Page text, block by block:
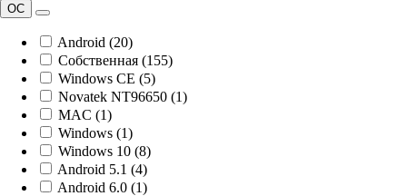
ОС
Android (20)
Собственная (155)
Windows CE (5)
Novatek NT96650 (1)
MAC (1)
Windows (1)
Windows 10 (8)
Android 5.1 (4)
Android 6.0 (1)